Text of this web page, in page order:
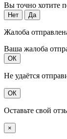
Вы точно хотите
Нет Да
Жалоба
Ваша жалоба
ОК
Не удаётся
ОК
Оставьте свой
×